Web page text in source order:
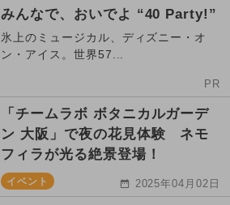
みんなで、おいでよ “40 Party!”
氷上のミュージカル、ディズニー・オ
ン・アイス。世界57...
PR
「チームラボ ボタニカルガーデ
ン 大阪」で夜の花見体験 ネモ
フィラが光る絶景登場！
イベント 2025年04月02日